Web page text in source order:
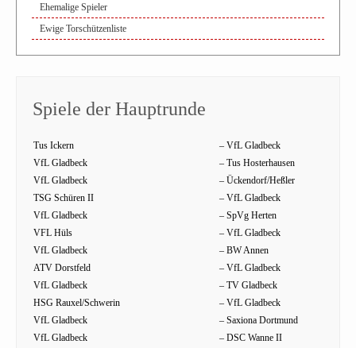
Ehemalige Spieler
Ewige Torschützenliste
Spiele der Hauptrunde
Tus Ickern
– VfL Gladbeck
VfL Gladbeck
– Tus Hosterhausen
VfL Gladbeck
– Ückendorf/Heßler
TSG Schüren II
– VfL Gladbeck
VfL Gladbeck
– SpVg Herten
VFL Hüls
– VfL Gladbeck
VfL Gladbeck
– BW Annen
ATV Dorstfeld
– VfL Gladbeck
VfL Gladbeck
– TV Gladbeck
HSG Rauxel/Schwerin
– VfL Gladbeck
VfL Gladbeck
– Saxiona Dortmund
VfL Gladbeck
– DSC Wanne II